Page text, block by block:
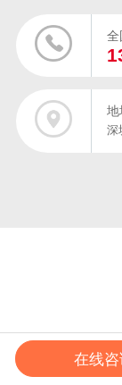
全
地
深
在线电话
在线咨